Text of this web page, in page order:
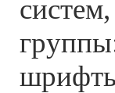
шрифты